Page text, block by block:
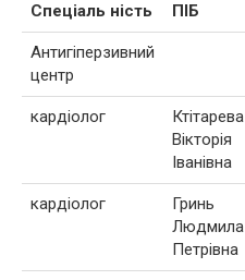
Спеціаль ність ПІБ
Антигіперзивний
центр
кардіолог
Ктітарева
Вікторія
Іванівна
кардіолог
Гринь
Людмила
Петрівна